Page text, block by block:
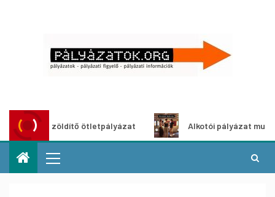
Városzöldítő ötletpályázat Alkotói pályázat multimédia-